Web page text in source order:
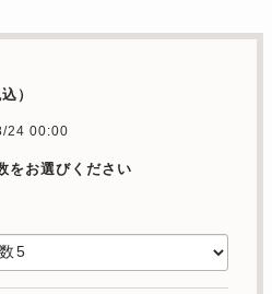
）
24 00:00
をお選びください